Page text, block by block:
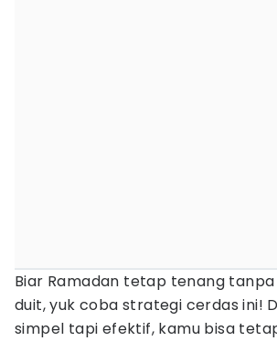
Biar Ramadan tetap tenang
duit, yuk coba strategi cerdas ini!
simpel tapi efektif, kamu bisa